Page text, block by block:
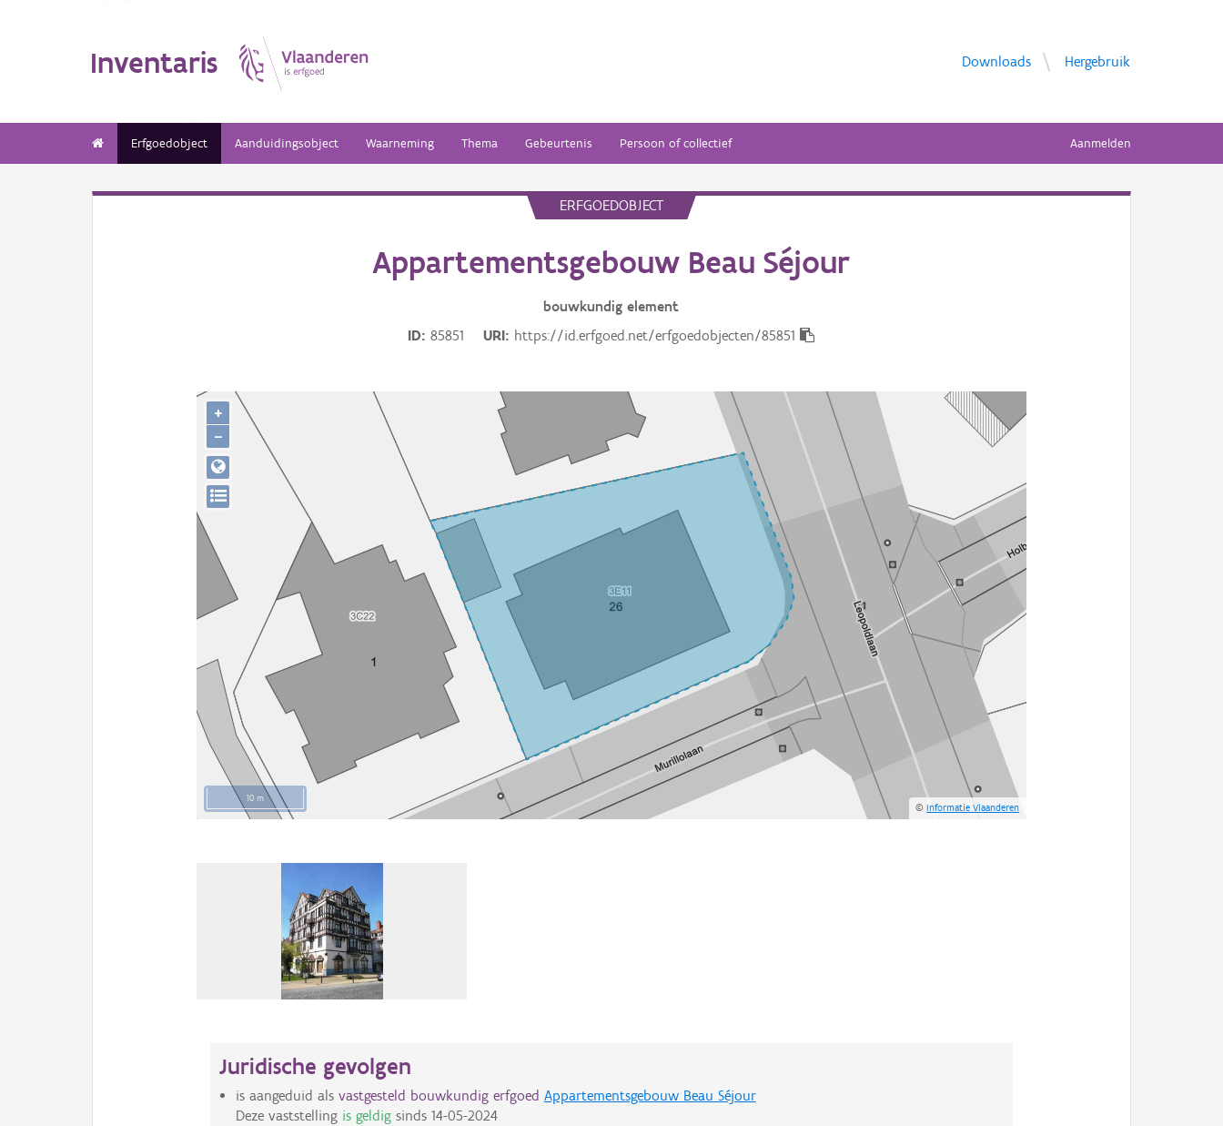
Inventaris Downloads Hergebruik
Erfgoedobject Aanduidingsobject Waarneming Thema Gebeurtenis Persoon of collectief Aanmelden
ERFGOEDOBJECT
Appartementsgebouw Beau Séjour
bouwkundig element
ID
85851 URI https://id.erfgoed.net/erfgoedobjecten/85851
10 m
©Informatie Vlaanderen
+
−
Juridische gevolgen
is aangeduid als vastgesteld bouwkundig erfgoed Appartementsgebouw Beau Séjour
Deze vaststelling is geldigsinds 14-05-2024